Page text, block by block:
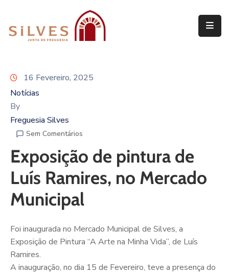
de
Freguesia
Assembleia
Freguesia
Projetos
16 Fevereiro, 2025
Notícias
By
Freguesia Silves
Sem Comentários
Exposição de pintura de
Luís Ramires, no Mercado
Municipal
Foi inaugurada no Mercado Municipal de Silves, a
Exposição de Pintura “A Arte na Minha Vida”, de Luís
Ramires.
A inauguração, no dia 15 de Fevereiro, teve a presença do